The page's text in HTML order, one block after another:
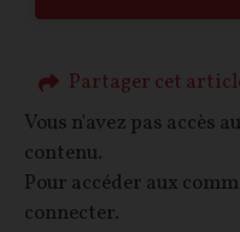
Partager cet
Vous n'avez pas accès
contenu.
Pour accéder aux
connecter.